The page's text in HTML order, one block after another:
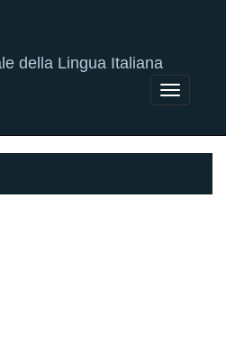
della Lingua Italiana
Toggle